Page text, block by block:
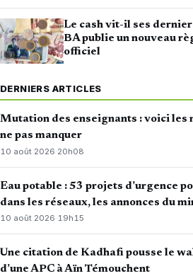
Le cash vit-il ses
BA publie un nouveau
officiel
DERNIERS ARTICLES
Mutation des enseignants : voici les
ne pas manquer
10 août 2026·20h08
Eau potable : 53 projets d’urgence
dans les réseaux, les annonces du
10 août 2026·19h15
Une citation de Kadhafi pousse le
d’une APC à Aïn Témouchent